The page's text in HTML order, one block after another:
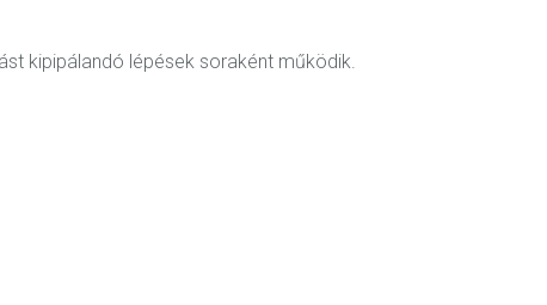
kipipálandó lépések soraként működik.